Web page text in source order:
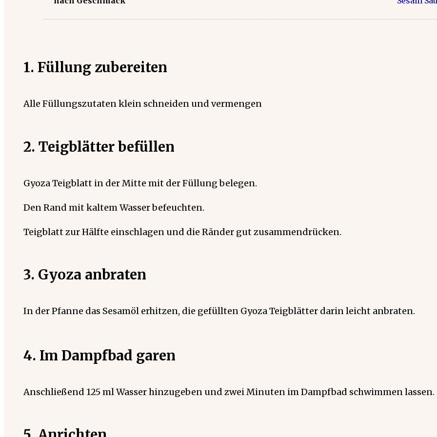
1. Füllung zubereiten
Alle Füllungszutaten klein schneiden und vermengen
2. Teigblätter befüllen
Gyoza Teigblatt in der Mitte mit der Füllung belegen.
Den Rand mit kaltem Wasser befeuchten.
Teigblatt zur Hälfte einschlagen und die Ränder gut zusammendrücken.
3. Gyoza anbraten
In der Pfanne das Sesamöl erhitzen, die gefüllten Gyoza Teigblätter darin leicht anbraten.
4. Im Dampfbad garen
Anschließend 125 ml Wasser hinzugeben und zwei Minuten im Dampfbad schwimmen lassen.